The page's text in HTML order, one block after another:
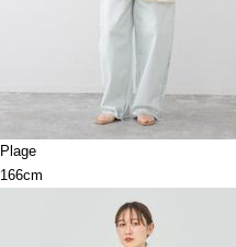
Plage
166cm